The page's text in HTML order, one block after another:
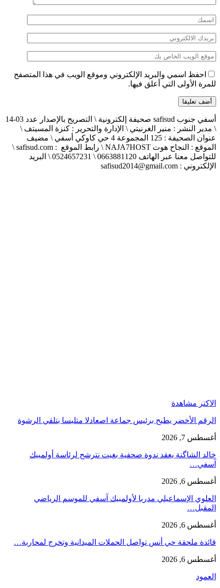
احفظ اسمي والبريد الإلكتروني وموقع الويب في هذا المتصفح
للمرة الأولى التي أعلق فيها.
أسفي جنوب safisud صحيفة إلكترونية \ التصريح بالإصدار عدد 03-14
\ مدير النشر : منير الغرنيتي \ الإدارة والتحرير : كنزة المسيتف \
عنوان الصحيفة : 125 المجموعة 4 حي كاوكي أسفي \ مضيف
الموقع : النجاح هوت NAJA7HOST \ رابط الموقع : safisud.com \
للتواصل معنا عبر الهاتف 0663881120 \ 0524657231 \ البريد
الإلكتروني : safisud2014@gmail.com
الاكتر مشاهدة
الرقم الأخضر يطيح برئيس جماعة اصعادلا متلبسا بتلقي الرشوة
أغسطس 7, 2026
خالد الشاگنة يعقد ندوة صحفية بغيت نترشح لرئاسة أولمبيك
آسفي…
أغسطس 6, 2026
العلوي الإسماعيلي مدربا لأولمبيك آسفي للموسم الرياضي
المقبل…
أغسطس 6, 2026
قائدة ملحقة حي أنس تواصل الحملات الميدانية وتخرج لمحاربة…
أغسطس 6, 2026
العمود